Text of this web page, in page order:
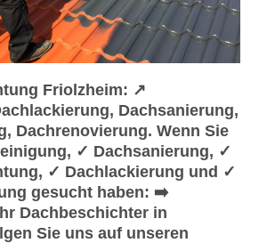
Friolzheim: ↗️
Dachsanierung,
Dachrenovierung. Wenn Sie
✓ Dachsanierung, ✓
✓ Dachlackierung und ✓
gesucht haben: ➡️
Dachbeschichter in
Sie uns auf unseren